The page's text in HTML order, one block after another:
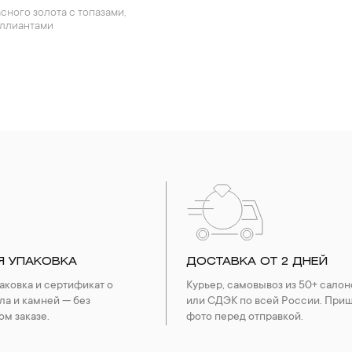
УПАКОВКА
и сертификат о
и камней — без
заказе.
ДОСТАВКА ОТ 2 ДНЕЙ
Курьер, самовывоз из 50+
или СДЭК по всей России.
фото перед отправкой.